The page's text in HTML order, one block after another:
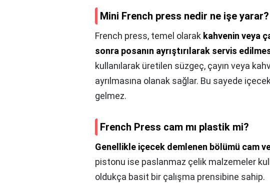
Mini French press nedir ne işe yarar?
French press, temel olarak kahvenin veya
sonra posanın ayrıştırılarak servis
kullanılarak üretilen süzgeç, çayın veya
ayrılmasına olanak sağlar. Bu sayede
gelmez.
French Press cam mı plastik mi?
Genellikle içecek demlenen bölümü cam
pistonu ise paslanmaz çelik malzemeler
oldukça basit bir çalışma prensibine sahip.